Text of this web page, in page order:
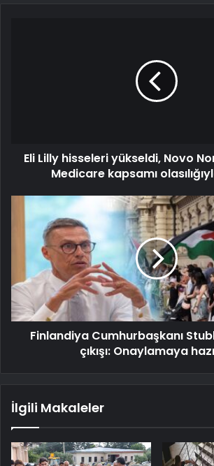
Eli Lilly hisseleri yükseldi, Novo
Medicare kapsamı
Finlandiya Cumhurbaşkanı
çıkışı: Onaylamaya
İlgili Makaleler